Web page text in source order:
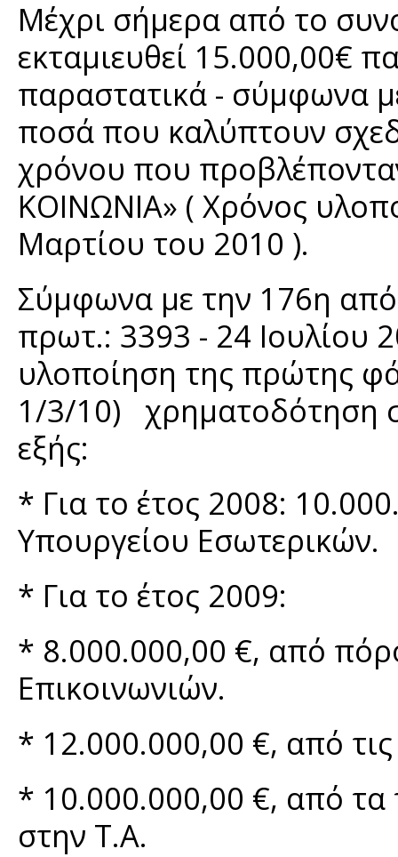
Μέχρι σήμερα από το
εκταμιευθεί 15.000,00€
παραστατικά - σύμφωνα
ποσά που καλύπτουν
χρόνου που
ΚΟΙΝΩΝΙΑ» ( Χρόνος
Μαρτίου του 2010 ).
Σύμφωνα με την 176η
πρωτ.: 3393 - 24 Ιουλίου
υλοποίηση της πρώτης
1/3/10) χρηματοδότηση
εξής:
* Για το έτος 2008:
Υπουργείου Εσωτερικών.
* Για το έτος 2009:
* 8.000.000,00 €, από
Επικοινωνιών.
* 12.000.000,00 €, από
* 10.000.000,00 €, από τα
στην Τ.Α.